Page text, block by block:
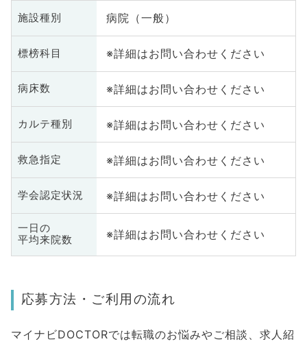
施設種別 病院（一般）
標榜科目 ※詳細はお問い合わせください
病床数 ※詳細はお問い合わせください
カルテ種別 ※詳細はお問い合わせください
救急指定 ※詳細はお問い合わせください
学会認定状況 ※詳細はお問い合わせください
一日の
平均来院数
※詳細はお問い合わせください
応募方法・ご利用の流れ
マイナビDOCTORでは転職のお悩みやご相談、求人紹